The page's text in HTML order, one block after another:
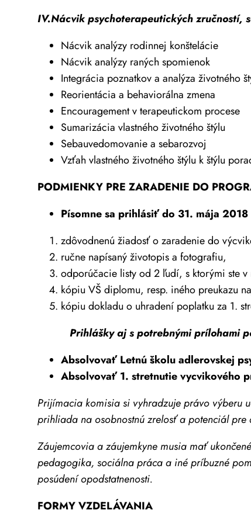
IV.Nácvik psychoterapeutických zručností,
Nácvik analýzy rodinnej konštelácie
Nácvik analýzy raných spomienok
Integrácia poznatkov a analýza životného
Reorientácia a behaviorálna zmena
Encouragement v terapeutickom procese
Sumarizácia vlastného životného štýlu
Sebauvedomovanie a sebarozvoj
Vzťah vlastného životného štýlu k štýlu
PODMIENKY PRE ZARADENIE DO
Písomne sa prihlásiť do 31. mája
zdôvodnenú žiadosť o zaradenie do
ručne napísaný životopis a fotografiu,
odporúčacie listy od 2 ľudí, s ktorými ste
kópiu VŠ diplomu, resp. iného preukazu
kópiu dokladu o uhradení poplatku za 1.
Prihlášky aj s potrebnými prílohami
Absolvovať Letnú školu adlerovskej
Absolvovať 1. stretnutie vycvikového
Prijímacia komisia si vyhradzuje právo výberu
prihliada na osobnostnú zrelosť a potenciál
Záujemcovia a záujemkyne musia mať
pedagogika, sociálna práca a iné príbuzné
posúdení opodstatnenosti.
FORMY VZDELÁVANIA